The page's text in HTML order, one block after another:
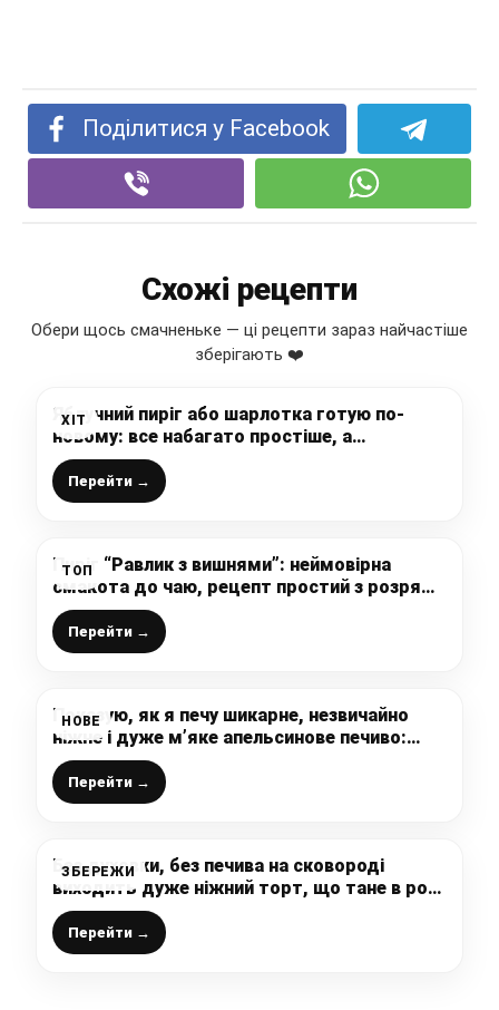
Поділитися у Facebook
Схожі рецепти
Обери щось смачненьке — ці рецепти зараз найчастіше
зберігають ❤️
ХІТ
Яблучний пиріг або шарлотка готую по-
новому: все набагато простіше, а
результат незмінно смачний, обов’язково
рекомендую спробувати так
Перейти →
ТОП
Пиріг “Равлик з вишнями”: неймовірна
смакота до чаю, рецепт простий з розряду
“випічка на швидку руку”
Перейти →
НОВЕ
Показую, як я печу шикарне, незвичайно
ніжне і дуже м’яке апельсинове печиво:
смачні солодощі до чаю на швидку руку за
копійки
Перейти →
ЗБЕРЕЖИ
Без духовки, без печива на сковороді
виходить дуже ніжний торт, що тане в роті
– неймовірно смачний, а рецепт простий
Перейти →